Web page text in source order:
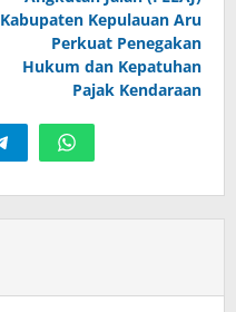
Kabupaten Kepulauan Aru
Perkuat Penegakan
Hukum dan Kepatuhan
Pajak Kendaraan